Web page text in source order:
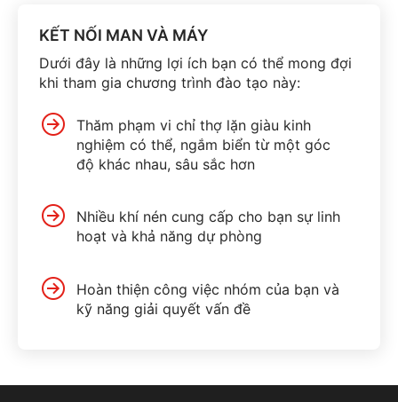
KẾT NỐI MAN VÀ MÁY
Dưới đây là những lợi ích bạn có thể mong đợi
khi tham gia chương trình đào tạo này:
Thăm phạm vi chỉ thợ lặn giàu kinh
nghiệm có thể, ngắm biển từ một góc
độ khác nhau, sâu sắc hơn
Nhiều khí nén cung cấp cho bạn sự linh
hoạt và khả năng dự phòng
Hoàn thiện công việc nhóm của bạn và
kỹ năng giải quyết vấn đề